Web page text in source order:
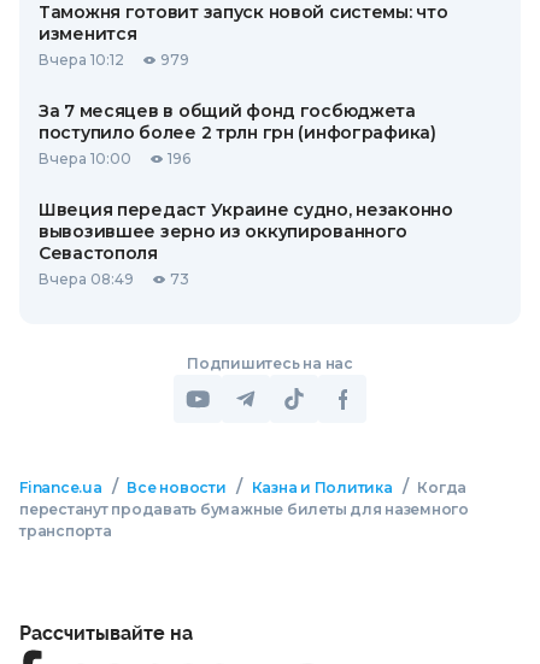
Таможня готовит запуск новой системы: что
изменится
Вчера 10:12 979
За 7 месяцев в общий фонд госбюджета
поступило более 2 трлн грн (инфографика)
Вчера 10:00 196
Швеция передаст Украине судно, незаконно
вывозившее зерно из оккупированного
Севастополя
Вчера 08:49 73
Подпишитесь на нас
Finance.ua / Все новости / Казна и Политика / Когда
перестанут продавать бумажные билеты для наземного
транспорта
Рассчитывайте на